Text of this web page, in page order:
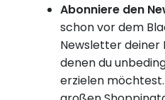
Abonniere den
schon vor dem
Newsletter deiner
denen du
erzielen